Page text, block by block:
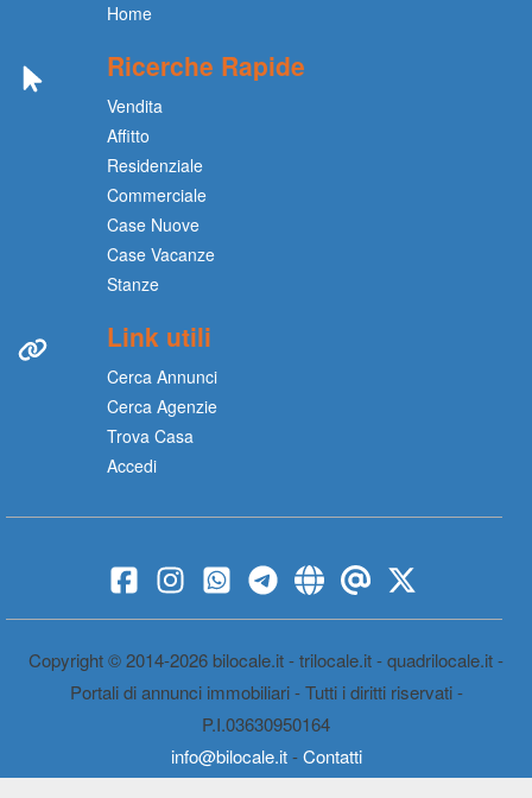
Home
Ricerche Rapide
Vendita
Affitto
Residenziale
Commerciale
Case Nuove
Case Vacanze
Stanze
Link utili
Cerca Annunci
Cerca Agenzie
Trova Casa
Accedi
Copyright © 2014-2026 bilocale.it - trilocale.it - quadrilocale.it -
Portali di annunci immobiliari - Tutti i diritti riservati -
P.I.03630950164
info@bilocale.it-Contatti